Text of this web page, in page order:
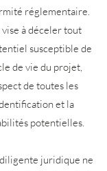
réglementaire.
à déceler tout
susceptible de
de vie du projet,
de toutes les
et la
potentielles.
juridique ne